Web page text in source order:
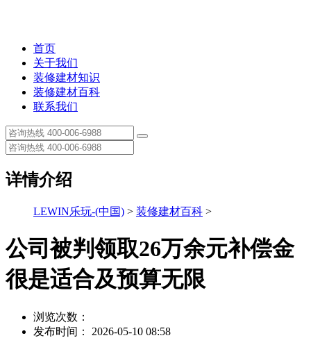
首页
关于我们
装修建材知识
装修建材百科
联系我们
详情介绍
LEWIN乐玩-(中国) > 装修建材百科 >
公司被判领取26万余元补偿金
很是适合及预算无限
浏览次数：
发布时间： 2026-05-10 08:58